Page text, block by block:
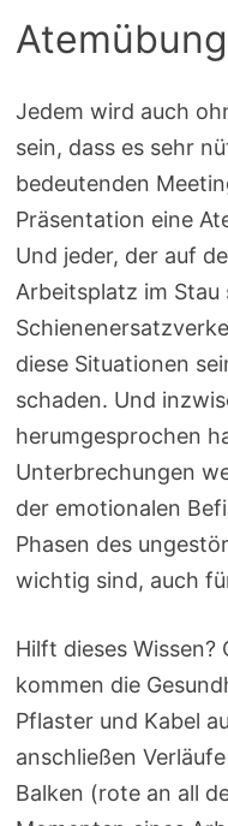
Jedem wird auch
sein, dass es sehr
bedeutenden
Präsentation eine
Und jeder, der auf
Arbeitsplatz im
diese Situationen
schaden. Und
herumgesprochen
Unterbrechungen
der emotionalen
Phasen des
wichtig sind, auch
Hilft dieses
kommen die
Pflaster und Kabel
anschließen
Balken (rote an all